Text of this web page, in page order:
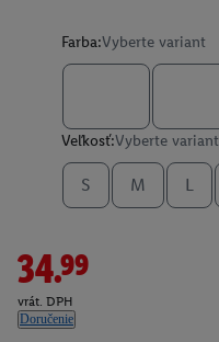
Farba:Vyberte variant
Veľkosť:Vyberte variant
S M L
34.99
vrát. DPH
Doručenie